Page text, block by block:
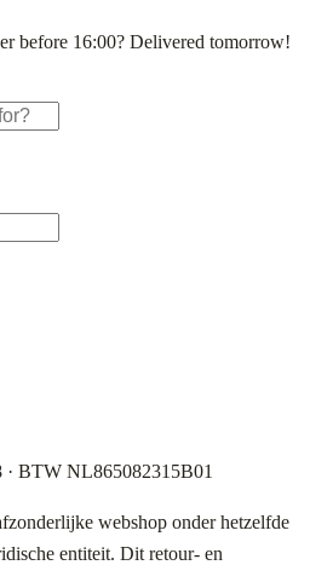
before 16:00? Delivered tomorrow!
BTW NL865082315B01
webshop onder hetzelfde
entiteit. Dit retour- en